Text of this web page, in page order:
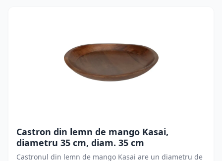
Castron din lemn de mango Kasai,
diametru 35 cm, diam. 35 cm
Castronul din lemn de mango Kasai are un diametru de